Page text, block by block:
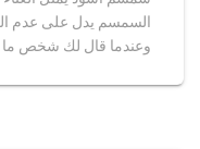
السمسم يدل على عدم
وعندما قال لك شخص ما